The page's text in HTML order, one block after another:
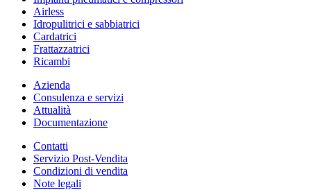
Airless
Idropulitrici e sabbiatrici
Cardatrici
Frattazzatrici
Ricambi
Azienda
Consulenza e servizi
Attualità
Documentazione
Contatti
Servizio Post-Vendita
Condizioni di vendita
Note legali